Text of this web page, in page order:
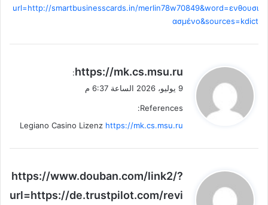
url=http://smartbusinesscards.in/merlin78w70849&word=ενθουσι
ασμένo&sources=kdict
ي
ل
https://mk.cs.msu.ru
:
9 يوليو، 2026 الساعة 6:37 م
References:
Legiano Casino Lizenz https://mk.cs.msu.ru
ي
و
https://www.douban.com/link2/?
url=https://de.trustpilot.com/revi